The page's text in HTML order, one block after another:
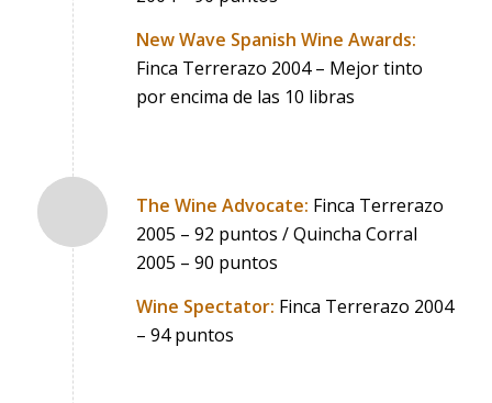
New Wave Spanish Wine Awards:
Finca Terrerazo 2004 – Mejor tinto
por encima de las 10 libras
The Wine Advocate: Finca Terrerazo
2005 – 92 puntos / Quincha Corral
2005 – 90 puntos
Wine Spectator: Finca Terrerazo 2004
– 94 puntos